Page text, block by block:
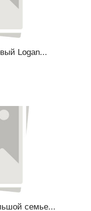
Logan...
семье...